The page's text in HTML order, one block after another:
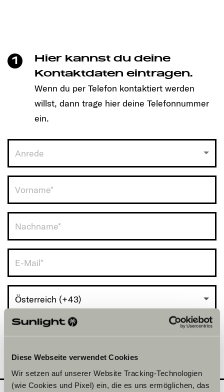
Diese Webseite verwendet Cookies
Wir setzen auf unserer Website Tracking-Technologien
(wie Cookies und Pixel) ein, die es uns ermöglichen, das
So einfach geht es:
1. Daten eingeben
2. Händler auswählen & abschicken
3. Dein Sunlight Händler meldet sich bei Dir!
1
Hier kannst du deine
Kontaktdaten eintragen.
Wenn du per Telefon kontaktiert werden
willst, dann trage hier deine Telefonnummer
ein.
Anrede
Österreich (+43)